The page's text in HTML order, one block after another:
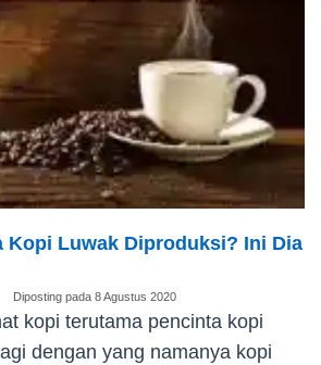
Kopi Luwak Diproduksi? Ini Dia
Diposting pada 8 Agustus 2020
kopi terutama pencinta kopi
dengan yang namanya kopi